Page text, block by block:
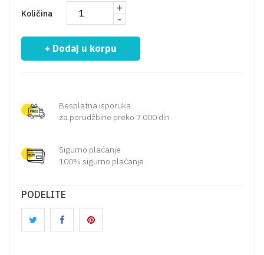
Količina
+
-
+ Dodaj u korpu
Besplatna isporuka
za porudžbine preko 7.000 din
Sigurno plaćanje
100% sigurno plaćanje
PODELITE